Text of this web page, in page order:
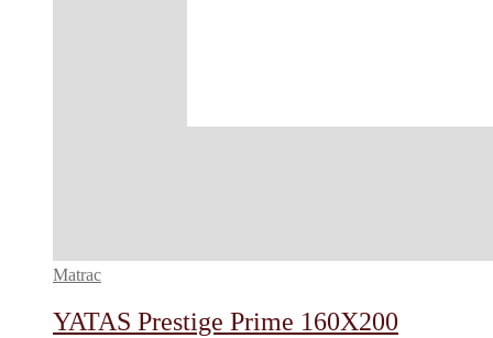
Matrac
YATAS Prestige Prime 160X200